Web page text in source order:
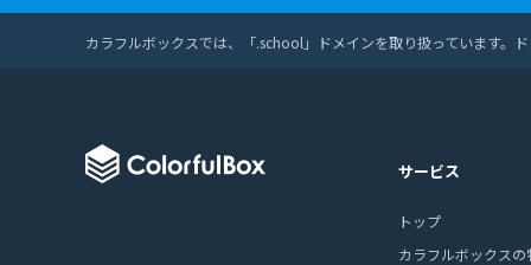
カラフルボックスでは、「.school」ドメインを取り扱っています。
サービス
トップ
カラフルボックスの